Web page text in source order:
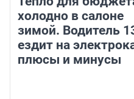
холодно в салоне
зимой. Водитель
ездит на
плюсы и минусы